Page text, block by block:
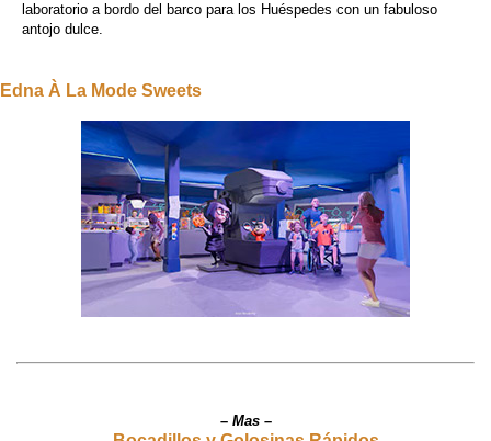
laboratorio a bordo del barco para los Huéspedes con un fabuloso
antojo dulce.
Edna À La Mode Sweets
– Mas–